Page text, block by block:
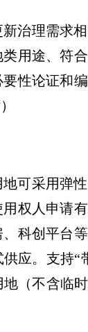
治理需求
用途、符
性论证和
可采用弹
权人申请
科创平台
应。支持“
（不含临